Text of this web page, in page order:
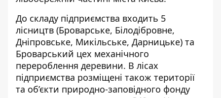
До складу підприємства входить 5
лісництв (Броварське, Білодібровне,
Дніпровське, Микільське, Дарницьке) та
Броварський цех механічного
перероблення деревини. В лісах
підприємства розміщені також території
та об’єкти природно-заповідного фонду